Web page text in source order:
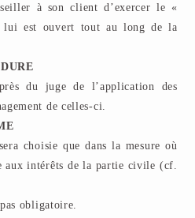
à son client d’exercer le «
est ouvert tout au long de la
du juge de l’application des
de celles-ci.
choisie que dans la mesure où
aux intérêts de la partie civile (cf.
obligatoire.